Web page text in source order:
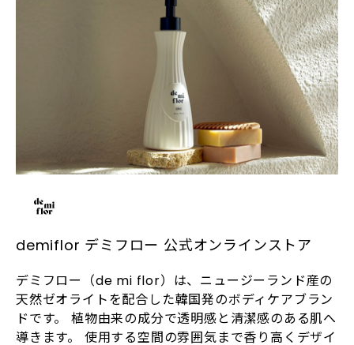
demiflor デミフロー 公式オンラインストア
デミフロー（de mi flor）は、ニュージーランド産の
天然ゼオライトを配合した韓国発のボディケアブラン
ドです。 植物由来の成分で透明感と清潔感のある肌へ
導きます。 使用する空間の雰囲気まで香り高くデザイ